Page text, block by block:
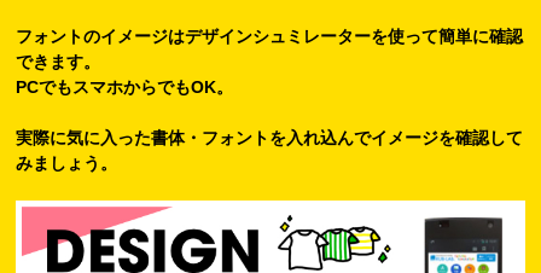
フォントのイメージはデザインシュミレーターを使って簡単に確認
できます。
PCでもスマホからでもOK。
実際に気に入った書体・フォントを入れ込んでイメージを確認して
みましょう。